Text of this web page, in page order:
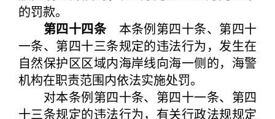
的罚款。
第四十四条本条例第四十条、第四十
一条、第四十三条规定的违法行为，发生在
自然保护区区域内海岸线向海一侧的，海警
机构在职责范围内依法实施处罚。
对本条例第四十条、第四十一条、第四
十三条规定的违法行为，有关行政法规规定